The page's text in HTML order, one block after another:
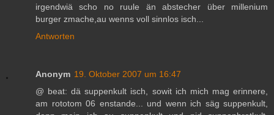
irgendwiä scho no ruule än abstecher über millenium
burger zmache,au wenns voll sinnlos isch...
Antworten
Anonym 19. Oktober 2007 um 16:47
@ beat: dä suppenkult isch, sowit ich mich mag erinnere,
am rototom 06 enstande... und wenn ich säg suppenkult,